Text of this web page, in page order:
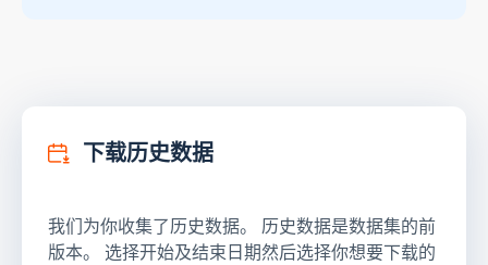
下载历史数据
我们为你收集了历史数据。 历史数据是数据集的前
版本。 选择开始及结束日期然后选择你想要下载的